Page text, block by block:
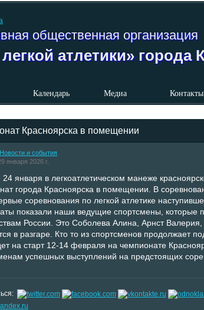
общественная организация
атлетики» города
Календарь Медиа Контакты
Красноярска в помещении
Новости и события
января 2026 г.
января в легкоатлетическом манеже
города Красноярска в помещении. В
соревнования по легкой атлетике
показали наши ведущие спортсмены, которые
России. Это Соболева Алина, Арнст
в разгаре. Кто то из спортсменов продолжает
на старт 12-14 февраля на чемпионате
успешных выступлений на предстоящих